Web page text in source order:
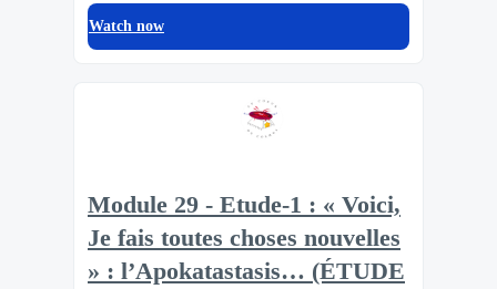
Watch now
Module 29 - Etude-1 : « Voici,
Je fais toutes choses nouvelles
» : l’Apokatastasis… (ÉTUDE